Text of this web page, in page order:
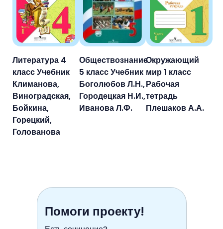
Литература 4
класс Учебник
Климанова,
Виноградская,
Бойкина,
Горецкий,
Голованова
Обществознание
5 класс Учебник
Боголюбов Л.Н.,
Городецкая Н.И.,
Иванова Л.Ф.
Окружающий
мир 1 класс
Рабочая
тетрадь
Плешаков А.А.
Помоги проекту!